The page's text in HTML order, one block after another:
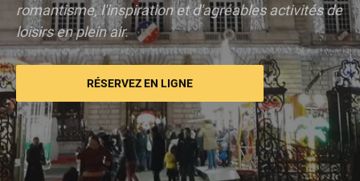
romantisme, l'inspiration et d'agréables activités de
loisirs en plein air.
RÉSERVEZ EN LIGNE